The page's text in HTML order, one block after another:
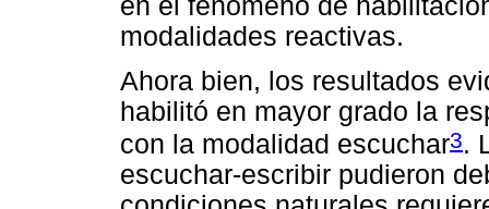
modalidades reactivas.
Ahora bien, los resultados
habilitó en mayor grado la
con la modalidad escuchar3.
escuchar-escribir pudieron